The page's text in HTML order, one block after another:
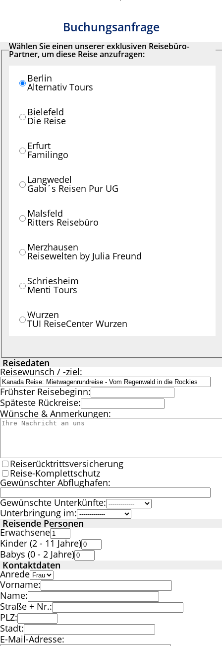
Buchungsanfrage
Wählen Sie einen unserer exklusiven Reisebüro-
Partner, um diese Reise anzufragen:
Berlin
Alternativ Tours
Bielefeld
Die Reise
Erfurt
Familingo
Langwedel
Gabi´s Reisen Pur UG
Malsfeld
Ritters Reisebüro
Merzhausen
Reisewelten by Julia Freund
Schriesheim
Menti Tours
Wurzen
TUI ReiseCenter Wurzen
Reisedaten
Reisewunsch / -ziel:
Frühster Reisebeginn:
Späteste Rückreise:
Wünsche & Anmerkungen:
Reiserücktrittsversicherung
Reise-Komplettschutz
Gewünschter Abflughafen:
Gewünschte Unterkünfte:
Unterbringung im:
Reisende Personen
Erwachsene
Kinder (2 - 11 Jahre)
Babys (0 - 2 Jahre)
Kontaktdaten
Anrede
Vorname:
Name:
Straße + Nr.:
PLZ:
Stadt:
E-Mail-Adresse: